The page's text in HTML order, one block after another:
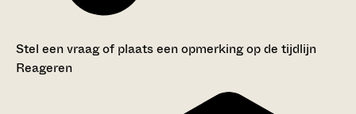
Stel een vraag of plaats een opmerking op de tijdlijn
Reageren